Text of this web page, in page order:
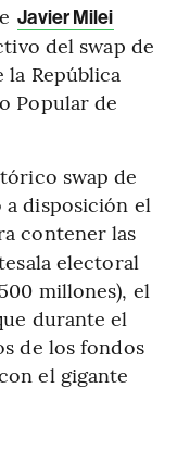
Javier Milei
del swap de
la República
Popular de
swap de
a disposición el
contener las
electoral
millones), el
durante el
de los fondos
el gigante